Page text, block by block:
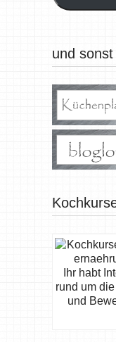
und
Ihr habt
rund um
und